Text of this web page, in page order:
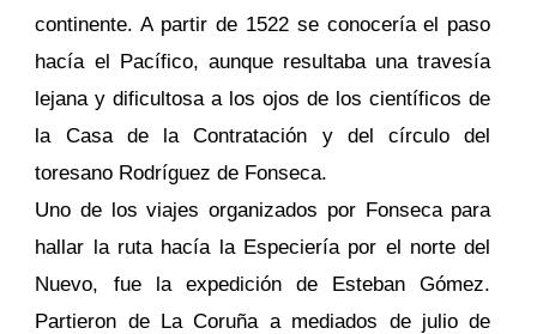
continente. A partir de 1522 se conocería el paso
hacía el Pacífico, aunque resultaba una travesía
lejana y dificultosa a los ojos de los científicos de
la Casa de la Contratación y del círculo del
toresano Rodríguez de Fonseca.
Uno de los viajes organizados por Fonseca para
hallar la ruta hacía la Especiería por el norte del
Nuevo, fue la expedición de Esteban Gómez.
Partieron de La Coruña a mediados de julio de